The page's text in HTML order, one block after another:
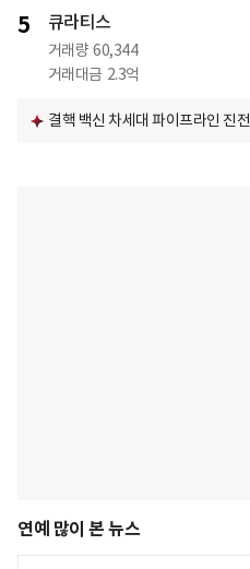
5 큐라티스
거래량 60,344
거래대금 2.3억
결핵 백신 차세대 파이프라인 진전
연예 많이 본 뉴스